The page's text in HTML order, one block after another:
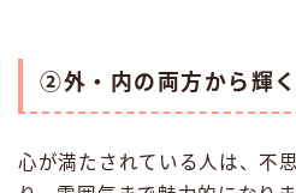
②外・内の両方から輝
心が満たされている人は、不